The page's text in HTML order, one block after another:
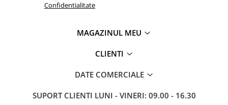
Roboți Aspirator
Lăzi Frigorifice
Confidentialitate
MAGAZINUL MEU
CLIENTI
DATE COMERCIALE
SUPORT CLIENTI LUNI - VINERI: 09.00 - 16.30